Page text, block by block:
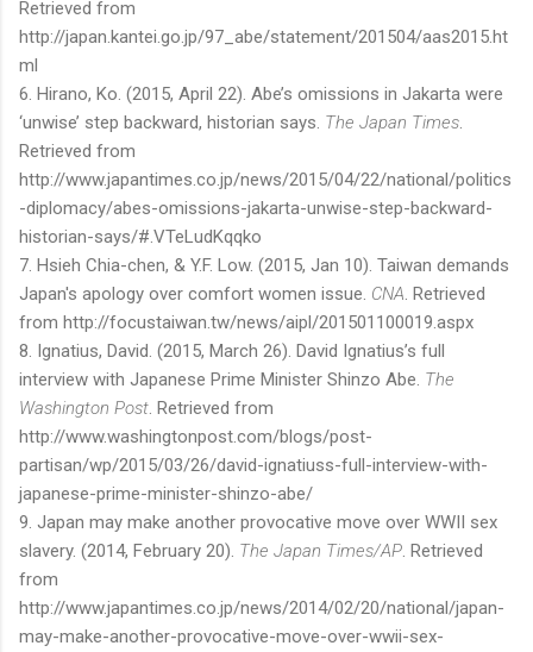
Retrieved from
http://japan.kantei.go.jp/97_abe/statement/201504/aas2015.ht
ml
6. Hirano, Ko. (2015, April 22). Abe’s omissions in Jakarta were
‘unwise’ step backward, historian says. The Japan Times.
Retrieved from
http://www.japantimes.co.jp/news/2015/04/22/national/politics
-diplomacy/abes-omissions-jakarta-unwise-step-backward-
historian-says/#.VTeLudKqqko
7. Hsieh Chia-chen, & Y.F. Low. (2015, Jan 10). Taiwan demands
Japan's apology over comfort women issue. CNA. Retrieved
from http://focustaiwan.tw/news/aipl/201501100019.aspx
8. Ignatius, David. (2015, March 26). David Ignatius’s full
interview with Japanese Prime Minister Shinzo Abe. The
Washington Post. Retrieved from
http://www.washingtonpost.com/blogs/post-
partisan/wp/2015/03/26/david-ignatiuss-full-interview-with-
japanese-prime-minister-shinzo-abe/
9. Japan may make another provocative move over WWII sex
slavery. (2014, February 20). The Japan Times/AP. Retrieved
from
http://www.japantimes.co.jp/news/2014/02/20/national/japan-
may-make-another-provocative-move-over-wwii-sex-